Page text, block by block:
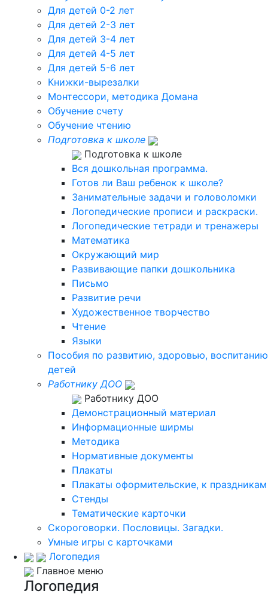
Для детей 0-2 лет
Для детей 2-3 лет
Для детей 3-4 лет
Для детей 4-5 лет
Для детей 5-6 лет
Книжки-вырезалки
Монтессори, методика Домана
Обучение счету
Обучение чтению
Подготовка к школе
Подготовка к школе
Вся дошкольная программа.
Готов ли Ваш ребенок к школе?
Занимательные задачи и головоломки
Логопедические прописи и раскраски.
Логопедические тетради и тренажеры
Математика
Окружающий мир
Развивающие папки дошкольника
Письмо
Развитие речи
Художественное творчество
Чтение
Языки
Пособия по развитию, здоровью, воспитанию
детей
Работнику ДОО
Работнику ДОО
Демонстрационный материал
Информационные ширмы
Методика
Нормативные документы
Плакаты
Плакаты оформительские, к праздникам
Стенды
Тематические карточки
Скороговорки. Пословицы. Загадки.
Умные игры с карточками
Логопедия
Главное меню
Логопедия